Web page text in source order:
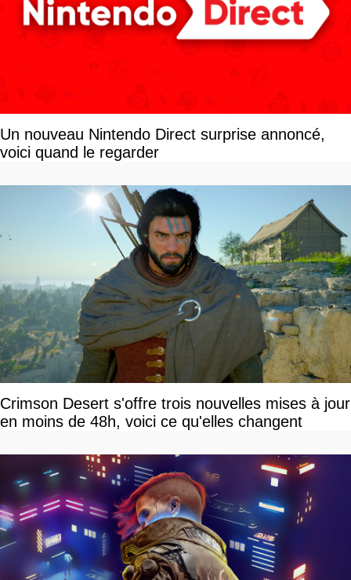
Un nouveau Nintendo Direct surprise annoncé,
voici quand le regarder
Crimson Desert s'offre trois nouvelles mises à jour
en moins de 48h, voici ce qu'elles changent